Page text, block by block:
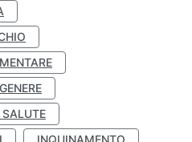
INQUINAMENTO